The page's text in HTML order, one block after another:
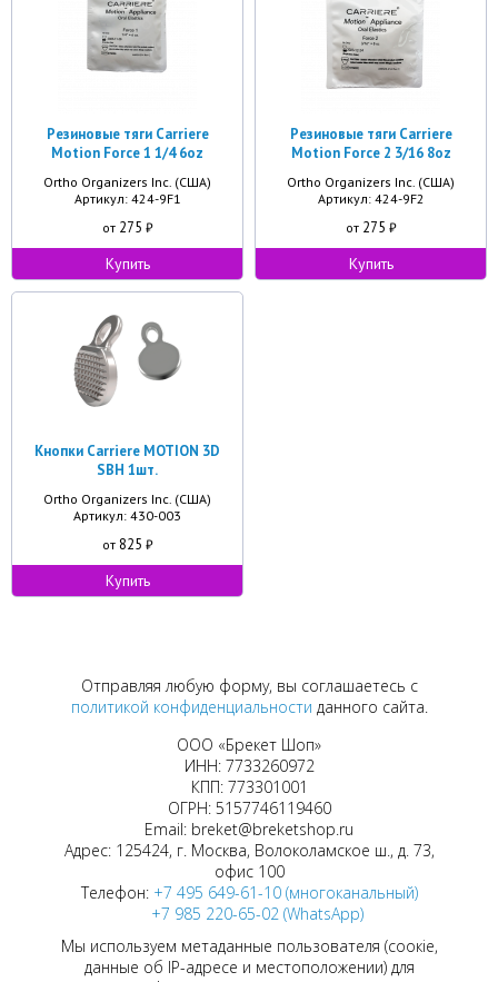
Резиновые тяги Carriere
Motion Force 1 1/4 6oz
Ortho Organizers Inc. (США)
Артикул: 424-9F1
от 275 ₽
Купить
Резиновые тяги Carriere
Motion Force 2 3/16 8oz
Ortho Organizers Inc. (США)
Артикул: 424-9F2
от 275 ₽
Купить
Кнопки Carriere MOTION 3D
SBH 1шт.
Ortho Organizers Inc. (США)
Артикул: 430-003
от 825 ₽
Купить
Отправляя любую форму, вы соглашаетесь с
политикой конфиденциальности данного сайта.
ООО «Брекет Шоп»
ИНН: 7733260972
КПП: 773301001
ОГРН: 5157746119460
Email: breket@breketshop.ru
Адрес: 125424, г. Москва, Волоколамское ш., д. 73,
офис 100
Телефон: +7 495 649-61-10 (многоканальный)
+7 985 220-65-02 (WhatsApp)
Мы используем метаданные пользователя (соокіе,
данные об IP-адресе и местоположении) для